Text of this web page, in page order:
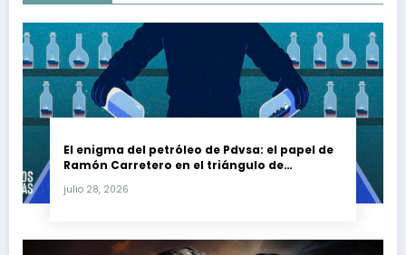
El enigma del petróleo de Pdvsa: el papel de
Ramón Carretero en el triángulo de
julio 28, 2026